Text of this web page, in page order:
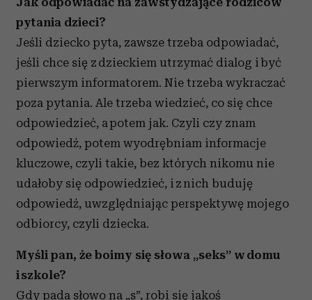
pytania dzieci?
Jeśli dziecko pyta, zawsze trzeba odpowiadać,
jeśli chce się z dzieckiem utrzymać dialog i być
pierwszym informatorem. Nie trzeba wykraczać
poza pytania. Ale trzeba wiedzieć, co się chce
odpowiedzieć, a potem jak. Czyli czy znam
odpowiedź, potem wyodrębniam informacje
kluczowe, czyli takie, bez których nikomu nie
udałoby się odpowiedzieć, i z nich buduję
odpowiedź, uwzględniając perspektywę mojego
odbiorcy, czyli dziecka.
Myśli pan, że boimy się słowa „seks” w domu
i szkole?
Gdy pada słowo na „s”, robi się jakoś